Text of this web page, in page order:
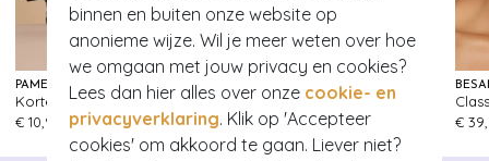
binnen en buiten onze website op
anonieme wijze. Wil je meer weten over hoe
we omgaan met jouw privacy en cookies?
Lees dan hier alles over onze cookie- en
privacyverklaring. Klik op 'Accepteer
cookies' om akkoord te gaan. Liever niet?
PAMELA MANN
Korte handschoenen met bloemenkant in zwart
€ 10,95
463
Candice-hoed in zwart
€ 25,95
€